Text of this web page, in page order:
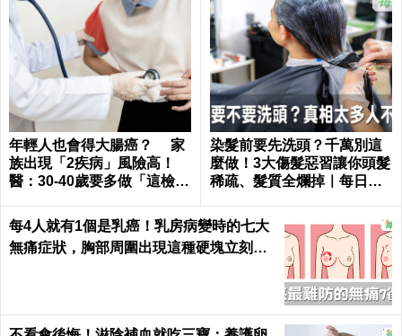
年輕人也會得大腸癌？ 家
族出現「2疾病」風險高！
醫：30-40歲要多做「這檢
染髮前要先洗頭？千萬別這
麼做！3大傷髮惡習讓你頭髮
稀疏、髮質全爛掉｜每日健
每4人就有1個是乳癌！乳房病變時的七大
無痛症狀，胸部周圍出現這種硬塊立刻就